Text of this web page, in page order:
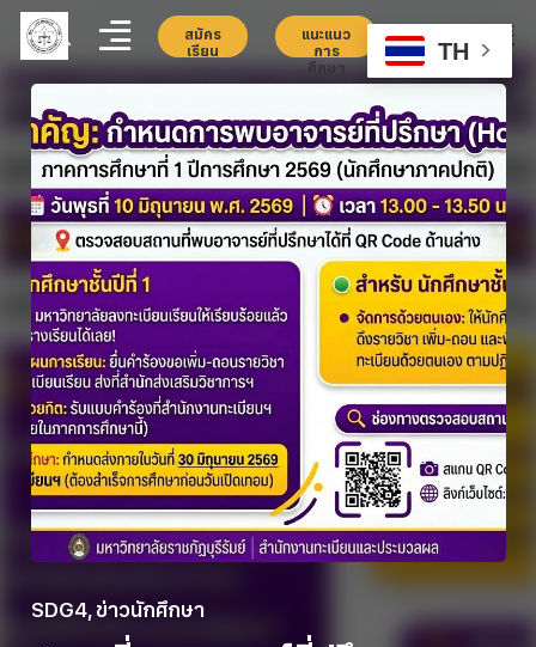
สมัคร
เรียน
แนะแนว
การ
ศึกษา
SDG4, ข่าวนักศึกษา
TH